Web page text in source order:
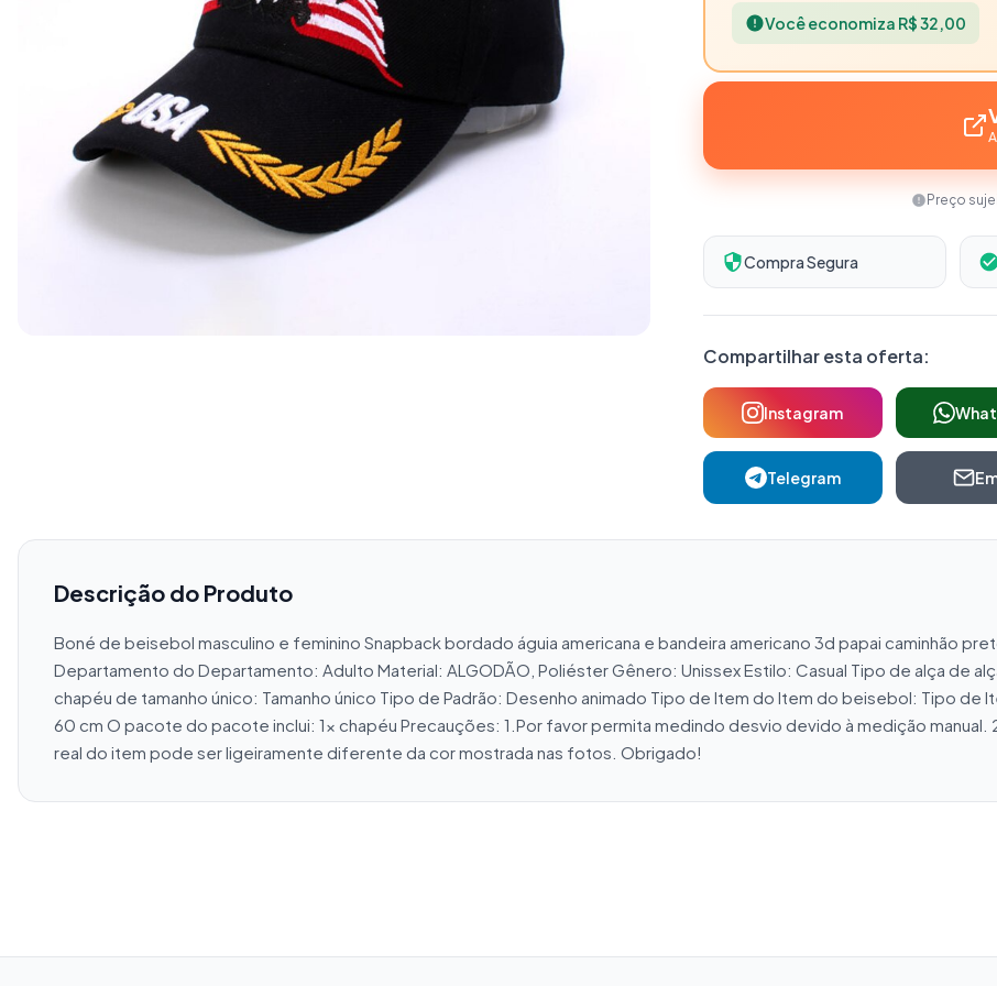
Você economiza R$ 32,00
Preço
Compra Segura
Compartilhar esta oferta:
Instagram
Telegram
Descrição do Produto
Boné de beisebol masculino e feminino Snapback bordado águia americana e bandeira americano 3d papai caminhão
Departamento do Departamento: Adulto Material: ALGODÃO, Poliéster Gênero: Unissex Estilo: Casual Tipo de alça de
chapéu de tamanho único: Tamanho único Tipo de Padrão: Desenho animado Tipo de Item do Item do beisebol: Tipo
60 cm O pacote do pacote inclui: 1x chapéu Precauções: 1.Por favor permita medindo desvio devido à medição
real do item pode ser ligeiramente diferente da cor mostrada nas fotos. Obrigado!